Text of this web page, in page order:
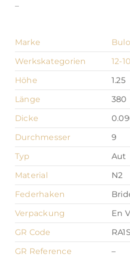
–
Marke
Werkskategorien
12-10
Höhe
1.25
Länge
380
Dicke
Durchmesser
9
Typ
Aut
Material
N2
Federhaken
Verpackung
En
GR Code
GR Reference
–